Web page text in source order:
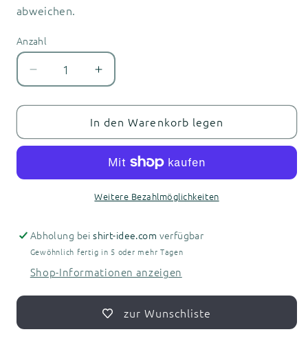
abweichen.
Anzahl
Anzahl
Verringere
die
Menge
Brandenburg
Havel
Erhöhe
die
Menge
für
Brandenburg
der
Havel
-
In den Warenkorb legen
Weitere Bezahlmöglichkeiten
Abholung beishirt-idee.com verfügbar
Gewöhnlich fertig in 5 oder mehr Tagen
Shop-Informationen anzeigen
zur Wunschliste